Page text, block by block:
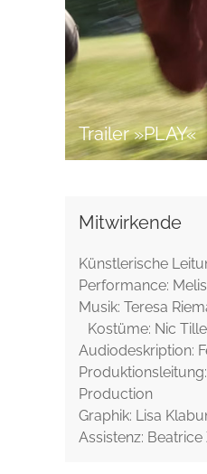
Trailer »PLAY«
Mitwirkende
Künstlerische
Performance:
Musik: Teresa
Kostüme: Nic
Audiodeskription:
Production
Graphik: Lisa
Assistenz: Beatrice